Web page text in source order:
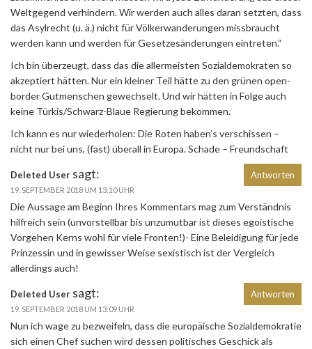
Weltgegend verhindern. Wir werden auch alles daran setzten, dass
das Asylrecht (u. ä.) nicht für Völkerwanderungen missbraucht
werden kann und werden für Gesetzesänderungen eintreten.“
Ich bin überzeugt, dass das die allermeisten Sozialdemokraten so
akzeptiert hätten. Nur ein kleiner Teil hätte zu den grünen open-
border Gutmenschen gewechselt. Und wir hätten in Folge auch
keine Türkis/Schwarz-Blaue Regierung bekommen.
Ich kann es nur wiederholen: Die Roten haben’s verschissen –
nicht nur bei uns, (fast) überall in Europa. Schade – Freundschaft
Deleted User sagt:
19. SEPTEMBER 2018 UM 13:10 UHR
Die Aussage am Beginn Ihres Kommentars mag zum Verständnis
hilfreich sein (unvorstellbar bis unzumutbar ist dieses egoistische
Vorgehen Kerns wohl für viele Fronten!)- Eine Beleidigung für jede
Prinzessin und in gewisser Weise sexistisch ist der Vergleich
allerdings auch!
Antworten
Deleted User sagt:
19. SEPTEMBER 2018 UM 13:09 UHR
Nun ich wage zu bezweifeln, dass die europäische Sozialdemokratie
sich einen Chef suchen wird dessen politisches Geschick als
Antworten